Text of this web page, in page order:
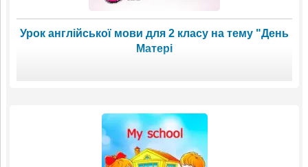
Урок англійської мови для 2 класу на тему "День
Матері